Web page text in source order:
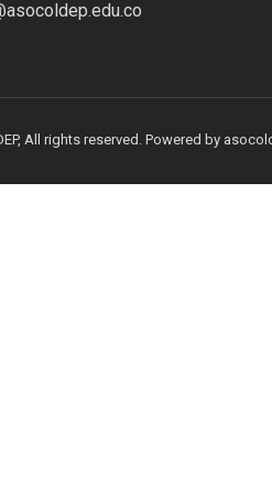
All rights reserved. Powered by